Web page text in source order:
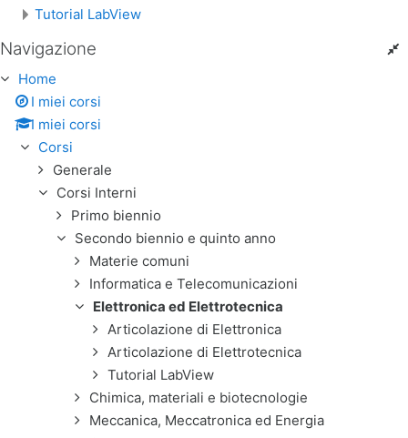
Tutorial LabView
Salta Navigazione
Navigazione
Home
I miei corsi
I miei corsi
Corsi
Generale
Corsi Interni
Primo biennio
Secondo biennio e quinto anno
Materie comuni
Informatica e Telecomunicazioni
Elettronica ed Elettrotecnica
Articolazione di Elettronica
Articolazione di Elettrotecnica
Tutorial LabView
Chimica, materiali e biotecnologie
Meccanica, Meccatronica ed Energia